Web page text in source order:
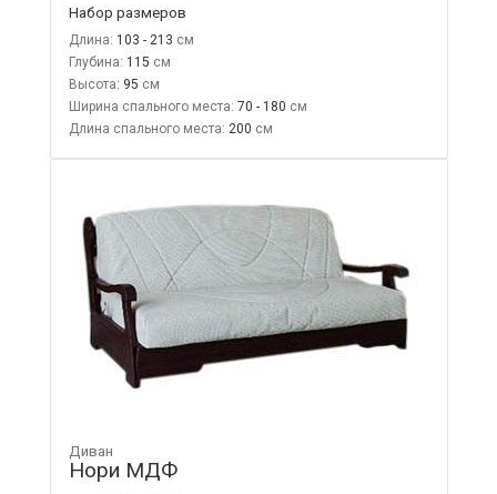
Набор размеров
Длина: 103 - 213
Глубина: 115
Высота: 95
Ширина спального места: 70 - 180
Длина спального места: 200
Диван
Нори МДФ